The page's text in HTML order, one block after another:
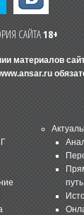
САЙТА18+
материалов
путь